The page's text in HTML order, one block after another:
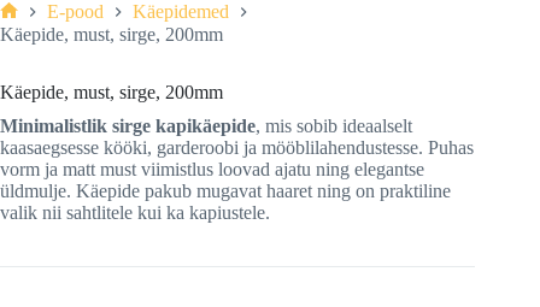
Home
E-pood
Käepidemed
Käepide, must, sirge, 200mm
Käepide, must, sirge, 200mm
Minimalistlik sirge kapikäepide, mis sobib ideaalselt
kaasaegsesse kööki, garderoobi ja mööblilahendustesse. Puhas
vorm ja matt must viimistlus loovad ajatu ning elegantse
üldmulje. Käepide pakub mugavat haaret ning on praktiline
valik nii sahtlitele kui ka kapiustele.